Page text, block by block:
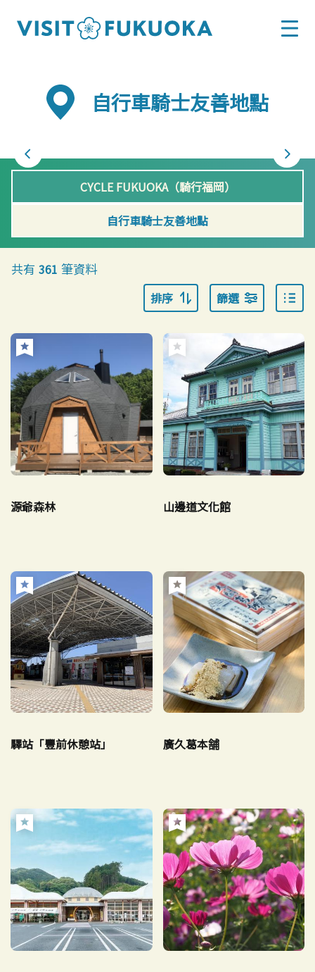
自行車騎士友善地點
CYCLE FUKUOKA（騎行福岡）
自行車騎士友善地點
共有 361 筆資料
排序 篩選
源爺森林 山邊道文化館
驛站「豐前休憩站」 廣久葛本舗